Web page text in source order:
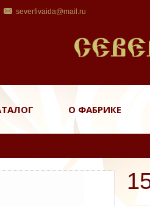
severfivaida@mail.ru
О ФАБРИКЕ